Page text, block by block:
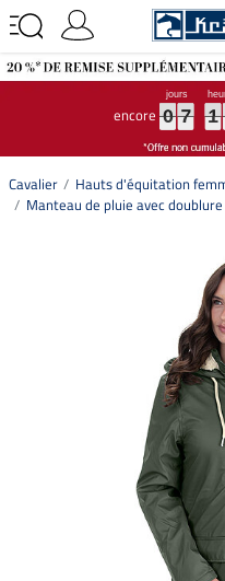
encore 0
0
0
0 7
7
7
7 1
1
1
1
Cavalier
Hauts d'équitation
Manteau de pluie avec